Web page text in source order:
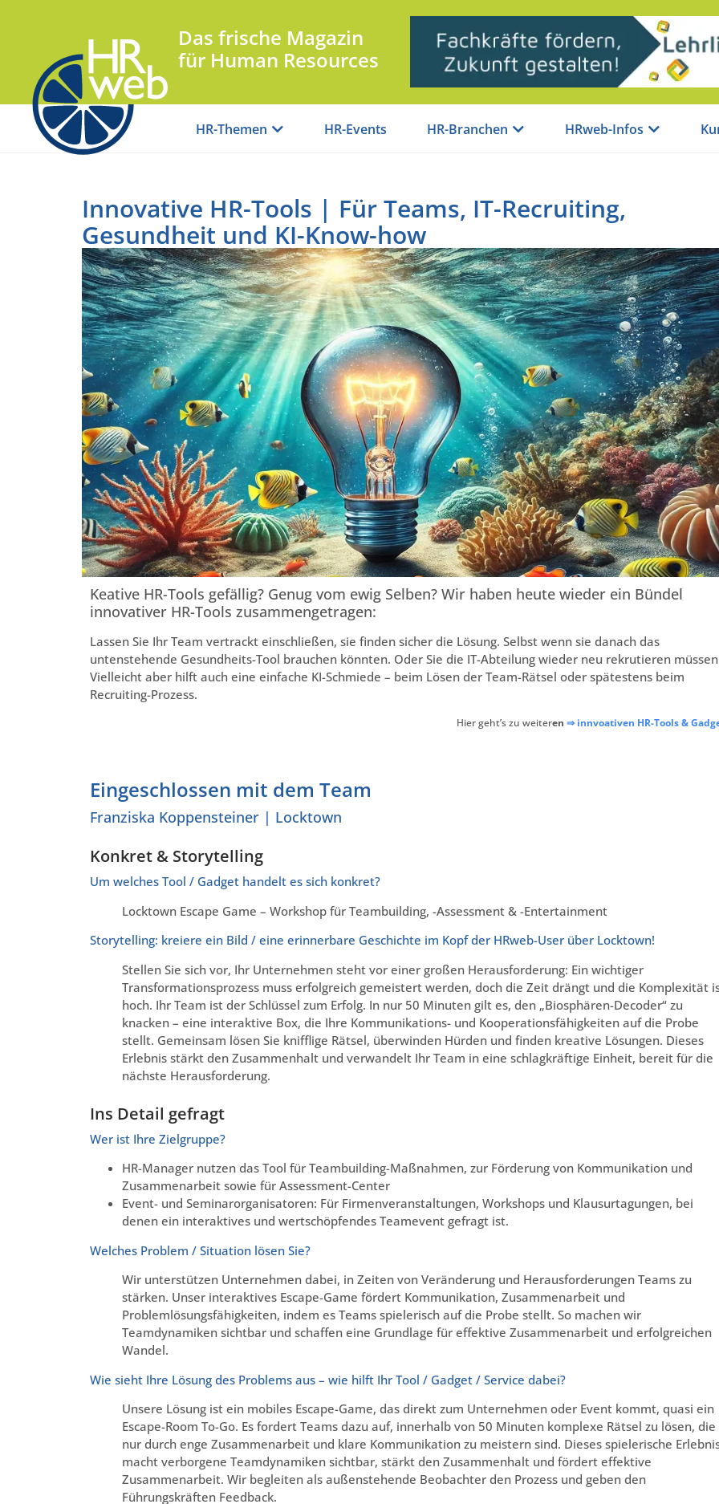
Das frische Magazin
für Human Resources
HR-Themen HR-Events HR-Branchen HRweb-Infos
Innovative HR-Tools | Für Teams, IT-Recruiting,
Gesundheit und KI-Know-how
Keative HR-Tools gefällig? Genug vom ewig Selben? Wir haben heute wieder ein Bündel
innovativer HR-Tools zusammengetragen:
Lassen Sie Ihr Team vertrackt einschließen, sie finden sicher die Lösung. Selbst wenn sie danach das
untenstehende Gesundheits-Tool brauchen könnten. Oder Sie die IT-Abteilung wieder neu rekrutieren
Vielleicht aber hilft auch eine einfache KI-Schmiede – beim Lösen der Team-Rätsel oder spätestens beim
Recruiting-Prozess.
Hier geht’s zu weiteren ⇒ innvoativen HR-Tools &
Eingeschlossen mit dem Team
Franziska Koppensteiner | Locktown
Konkret & Storytelling
Um welches Tool / Gadget handelt es sich konkret?
Locktown Escape Game – Workshop für Teambuilding, -Assessment & -Entertainment
Storytelling: kreiere ein Bild / eine erinnerbare Geschichte im Kopf der HRweb-User über Locktown!
Stellen Sie sich vor, Ihr Unternehmen steht vor einer großen Herausforderung: Ein wichtiger
Transformationsprozess muss erfolgreich gemeistert werden, doch die Zeit drängt und die Komplexität
hoch. Ihr Team ist der Schlüssel zum Erfolg. In nur 50 Minuten gilt es, den „Biosphären-Decoder“ zu
knacken – eine interaktive Box, die Ihre Kommunikations- und Kooperationsfähigkeiten auf die Probe
stellt. Gemeinsam lösen Sie knifflige Rätsel, überwinden Hürden und finden kreative Lösungen. Dieses
Erlebnis stärkt den Zusammenhalt und verwandelt Ihr Team in eine schlagkräftige Einheit, bereit für die
nächste Herausforderung.
Ins Detail gefragt
Wer ist Ihre Zielgruppe?
HR-Manager nutzen das Tool für Teambuilding-Maßnahmen, zur Förderung von Kommunikation und
Zusammenarbeit sowie für Assessment-Center
Event- und Seminarorganisatoren: Für Firmenveranstaltungen, Workshops und Klausurtagungen, bei
denen ein interaktives und wertschöpfendes Teamevent gefragt ist.
Welches Problem / Situation lösen Sie?
Wir unterstützen Unternehmen dabei, in Zeiten von Veränderung und Herausforderungen Teams zu
stärken. Unser interaktives Escape-Game fördert Kommunikation, Zusammenarbeit und
Problemlösungsfähigkeiten, indem es Teams spielerisch auf die Probe stellt. So machen wir
Teamdynamiken sichtbar und schaffen eine Grundlage für effektive Zusammenarbeit und erfolgreichen
Wandel.
Wie sieht Ihre Lösung des Problems aus – wie hilft Ihr Tool / Gadget / Service dabei?
Unsere Lösung ist ein mobiles Escape-Game, das direkt zum Unternehmen oder Event kommt, quasi ein
Escape-Room To-Go. Es fordert Teams dazu auf, innerhalb von 50 Minuten komplexe Rätsel zu lösen, die
nur durch enge Zusammenarbeit und klare Kommunikation zu meistern sind. Dieses spielerische
macht verborgene Teamdynamiken sichtbar, stärkt den Zusammenhalt und fördert effektive
Zusammenarbeit. Wir begleiten als außenstehende Beobachter den Prozess und geben den
Führungskräften Feedback.